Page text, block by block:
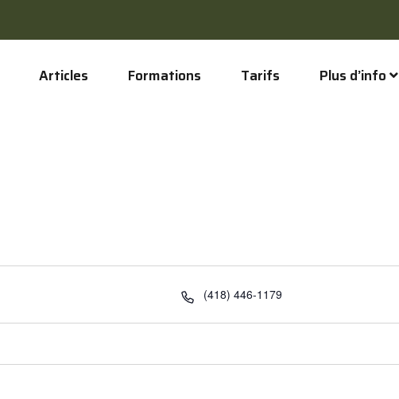
Articles Formations Tarifs Plus d’info
Téléphone
(418) 446-1179